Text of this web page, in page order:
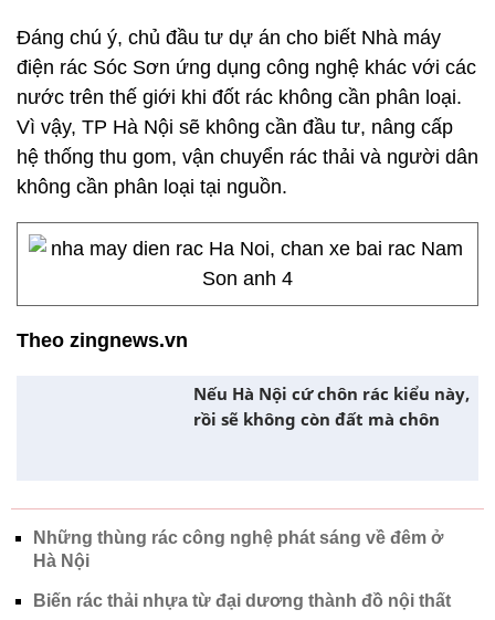
Đáng chú ý, chủ đầu tư dự án cho biết Nhà máy
điện rác Sóc Sơn ứng dụng công nghệ khác với các
nước trên thế giới khi đốt rác không cần phân loại.
Vì vậy, TP Hà Nội sẽ không cần đầu tư, nâng cấp
hệ thống thu gom, vận chuyển rác thải và người dân
không cần phân loại tại nguồn.
Theo zingnews.vn
Nếu Hà Nội cứ chôn rác kiểu này,
rồi sẽ không còn đất mà chôn
Những thùng rác công nghệ phát sáng về đêm ở
Hà Nội
Biến rác thải nhựa từ đại dương thành đồ nội thất